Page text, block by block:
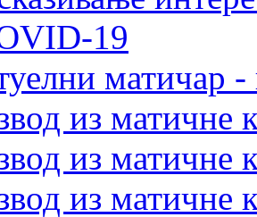
19
матичар -
из матичне
из матичне
из матичне